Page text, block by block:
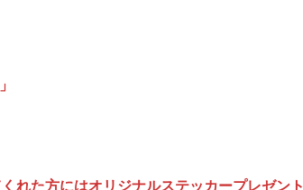
れた方にはオリジナルステッカープレゼント